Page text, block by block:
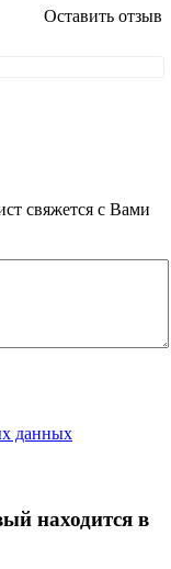
Оставить отзыв
свяжется с Вами
данных
находится в